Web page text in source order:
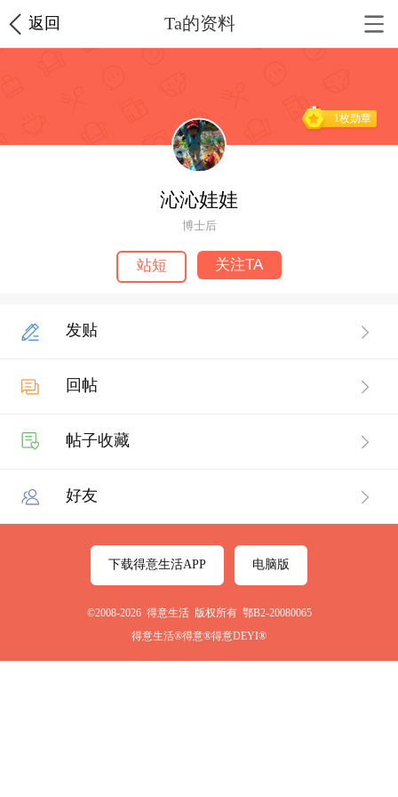
返回 Ta的资料
1枚勋章
沁沁娃娃
博士后
站短 关注TA
发贴
回帖
帖子收藏
好友
下载得意生活APP 电脑版
©2008-2026 得意生活 版权所有 鄂B2-20080065
得意生活®得意®得意DEYI®